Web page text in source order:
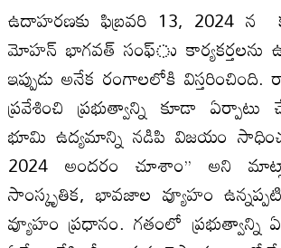
ఉదాహరణకు ఫిబ్రవరి 13, 2024 న
మోహన్‌ భాగవత్‌ సంఫ్‌ు కార్యకర్తలను
ఇప్పుడు అనేక రంగాలలోకి విస్తరించింది.
ప్రవేశించి ప్రభుత్వాన్ని కూడా
భూమి ఉద్యమాన్ని నడిపి విజయం
2024 అందరం చూశాం’’ అని
సాంస్కృతిక, భావజాల వ్యూహం
వ్యూహం ప్రధానం. గతంలో